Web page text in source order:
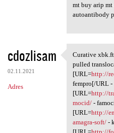
mt buy arip
autoantibody
cdozlisam
02.11.2021
Adres
Curative
Curative
pulled
[URL=http://
fempro[/URL -
[URL=http://
mocid/-
[URL=http://
amagra-soft/-